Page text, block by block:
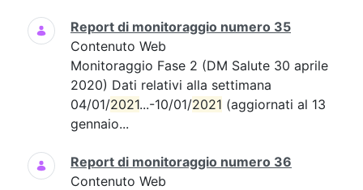
Report di monitoraggio numero 35
Contenuto Web
Monitoraggio Fase 2 (DM Salute 30 aprile
2020) Dati relativi alla settimana
04/01/2021...-10/01/2021 (aggiornati al 13
gennaio...
Report di monitoraggio numero 36
Contenuto Web